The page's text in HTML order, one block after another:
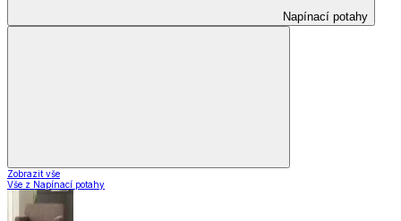
Napínací potahy
Zobrazit vše
Vše z Napínací potahy